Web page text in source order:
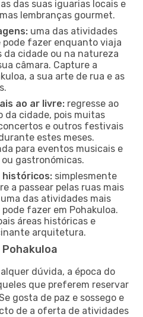
das suas iguarias locais e
lembranças gourmet.
uma das atividades
pode fazer enquanto viaja
da cidade ou na natureza
câmara. Capture a
a sua arte de rua e as
ao ar livre: regresse ao
da cidade, pois muitas
e outros festivais
estes meses.
para eventos musicais e
gastronómicas.
históricos: simplesmente
a passear pelas ruas mais
das atividades mais
fazer em Pohakuloa.
áreas históricas e
arquitetura.
dúvida, a época do
que preferem reservar
gosta de paz e sossego e
de a oferta de atividades